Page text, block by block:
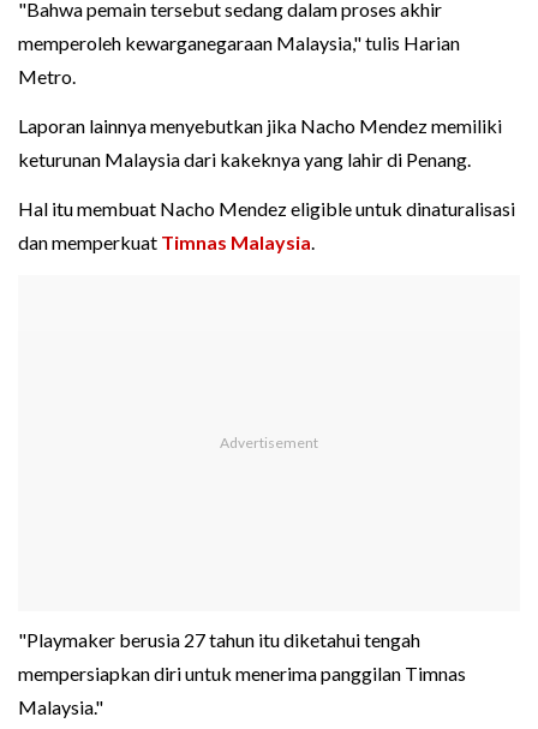
"Bahwa pemain tersebut sedang dalam proses akhir
memperoleh kewarganegaraan Malaysia," tulis Harian
Metro.
Laporan lainnya menyebutkan jika Nacho Mendez memiliki
keturunan Malaysia dari kakeknya yang lahir di Penang.
Hal itu membuat Nacho Mendez eligible untuk dinaturalisasi
dan memperkuat Timnas Malaysia.
"Playmaker berusia 27 tahun itu diketahui tengah
mempersiapkan diri untuk menerima panggilan Timnas
Malaysia."